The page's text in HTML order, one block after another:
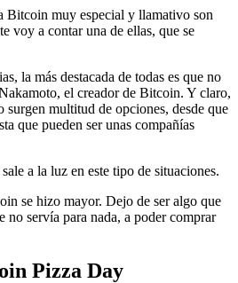
Bitcoin muy especial y llamativo son
voy a contar una de ellas, que se
la más destacada de todas es que no
el creador de Bitcoin. Y claro,
surgen multitud de opciones, desde que
que pueden ser unas compañías
a la luz en este tipo de situaciones.
se hizo mayor. Dejo de ser algo que
no servía para nada, a poder comprar
Pizza Day